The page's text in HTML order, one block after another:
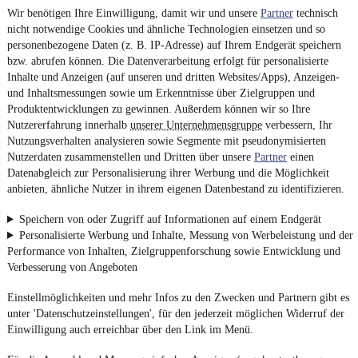
Wir benötigen Ihre Einwilligung, damit wir und unsere Partner technisch
nicht notwendige Cookies und ähnliche Technologien einsetzen und so
personenbezogene Daten (z. B. IP-Adresse) auf Ihrem Endgerät speichern
bzw. abrufen können. Die Datenverarbeitung erfolgt für personalisierte
Inhalte und Anzeigen (auf unseren und dritten Websites/Apps), Anzeigen-
und Inhaltsmessungen sowie um Erkenntnisse über Zielgruppen und
Produktentwicklungen zu gewinnen. Außerdem können wir so Ihre
Nutzererfahrung innerhalb unserer Unternehmensgruppe verbessern, Ihr
Nutzungsverhalten analysieren sowie Segmente mit pseudonymisierten
Nutzerdaten zusammenstellen und Dritten über unsere Partner einen
Datenabgleich zur Personalisierung ihrer Werbung und die Möglichkeit
anbieten, ähnliche Nutzer in ihrem eigenen Datenbestand zu identifizieren.
Speichern von oder Zugriff auf Informationen auf einem Endgerät
Personalisierte Werbung und Inhalte, Messung von Werbeleistung und der
Performance von Inhalten, Zielgruppenforschung sowie Entwicklung und
Verbesserung von Angeboten
Einstellmöglichkeiten und mehr Infos zu den Zwecken und Partnern gibt es
unter 'Datenschutzeinstellungen', für den jederzeit möglichen Widerruf der
Einwilligung auch erreichbar über den Link im Menü.